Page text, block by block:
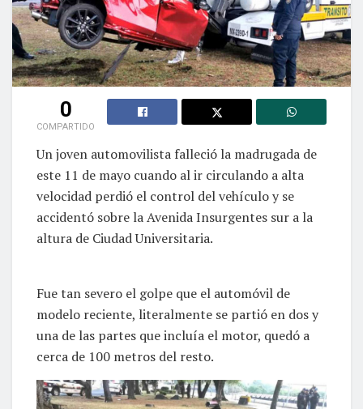
0
COMPARTIDO
Un joven automovilista falleció la madrugada de
este 11 de mayo cuando al ir circulando a alta
velocidad perdió el control del vehículo y se
accidentó sobre la Avenida Insurgentes sur a la
altura de Ciudad Universitaria.
Fue tan severo el golpe que el automóvil de
modelo reciente, literalmente se partió en dos y
una de las partes que incluía el motor, quedó a
cerca de 100 metros del resto.